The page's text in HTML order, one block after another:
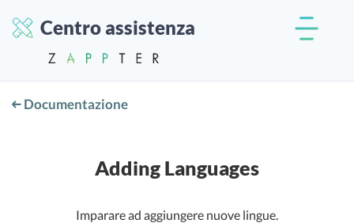
Centro assistenza
Documentazione
Adding Languages
Imparare ad aggiungere nuove lingue.